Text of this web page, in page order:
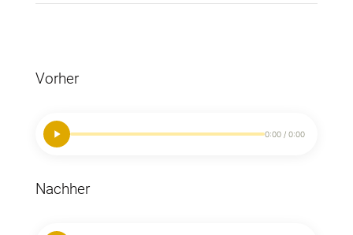
Vorher
0:00 / 0:00
Nachher